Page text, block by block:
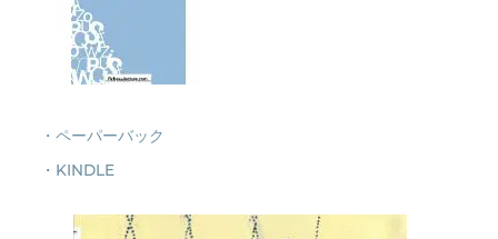
・ペーパーバック
・KINDLE